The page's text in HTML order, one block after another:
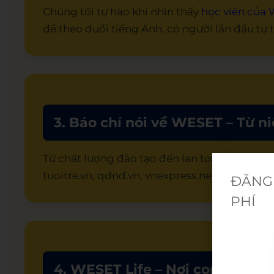
Chúng tôi tự hào khi nhìn thấy học viên của
để theo đuổi tiếng Anh, có người lần đầu tự
3. Báo chí nói về WESET – Từ
Từ chất lượng đào tạo đến lan toả những
tuoitre.vn, qdnd.vn, vnexpress.net... Xem
4. WESET Life – Nơi con người
ĐĂNG
PHÍ